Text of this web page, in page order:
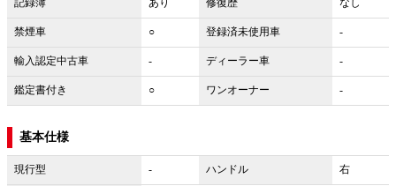
記録簿 あり 修復歴 なし
禁煙車 ○ 登録済未使用車 -
輸入認定中古車 - ディーラー車 -
鑑定書付き ○ ワンオーナー -
基本仕様
現行型 - ハンドル
右